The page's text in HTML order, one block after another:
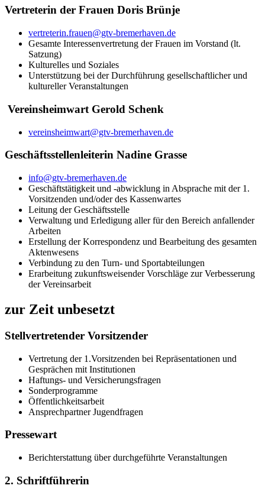
Vertreterin der Frauen Doris Brünje
vertreterin.frauen@gtv-bremerhaven.de
Gesamte Interessenvertretung der Frauen im Vorstand (lt.
Satzung)
Kulturelles und Soziales
Unterstützung bei der Durchführung gesellschaftlicher und
kultureller Veranstaltungen
Vereinsheimwart Gerold Schenk
vereinsheimwart@gtv-bremerhaven.de
Geschäftsstellenleiterin Nadine Grasse
info@gtv-bremerhaven.de
Geschäftstätigkeit und -abwicklung in Absprache mit der 1.
Vorsitzenden und/oder des Kassenwartes
Leitung der Geschäftsstelle
Verwaltung und Erledigung aller für den Bereich anfallender
Arbeiten
Erstellung der Korrespondenz und Bearbeitung des gesamten
Aktenwesens
Verbindung zu den Turn- und Sportabteilungen
Erarbeitung zukunftsweisender Vorschläge zur Verbesserung
der Vereinsarbeit
zur Zeit unbesetzt
Stellvertretender Vorsitzender
Vertretung der 1.Vorsitzenden bei Repräsentationen und
Gesprächen mit Institutionen
Haftungs- und Versicherungsfragen
Sonderprogramme
Öffentlichkeitsarbeit
Ansprechpartner Jugendfragen
Pressewart
Berichterstattung über durchgeführte Veranstaltungen
2. Schriftführerin